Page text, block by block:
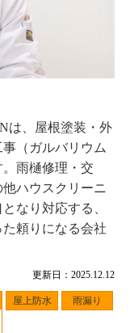
更新日：2025.12.12
屋上防水 雨漏り
は、屋根塗装・外
（ガルバリウム
雨樋修理・交
ハウスクリーニ
なり対応する、
頼りになる会社